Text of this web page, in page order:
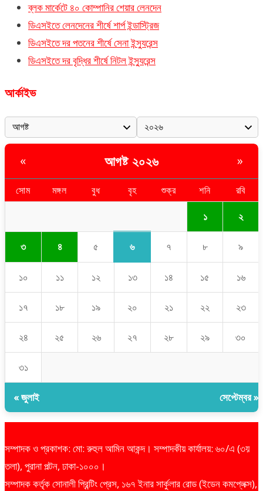
ব্লক মার্কেটে ৪০ কোম্পানির শেয়ার লেনদেন
ডিএসইতে লেনদেনের শীর্ষে শার্প ইন্ডাস্ট্রিজ
ডিএসইতে দর পতনের শীর্ষে সেনা ইন্স্যুরেন্স
ডিএসইতে দর বৃদ্ধির শীর্ষে নিটল ইন্স্যুরেন্স
আর্কাইভ
« আগষ্ট ২০২৬ »
সোম মঙ্গল বুধ বৃহ শুক্র শনি রবি
১ ২
৩ ৪ ৫ ৬ ৭ ৮ ৯
১০ ১১ ১২ ১৩ ১৪ ১৫ ১৬
১৭ ১৮ ১৯ ২০ ২১ ২২ ২৩
২৪ ২৫ ২৬ ২৭ ২৮ ২৯ ৩০
৩১
« জুলাই সেপ্টেম্বর »
সম্পাদক ও প্রকাশক: মো: রুহুল আমিন আকন্দ। সম্পাদকীয় কার্যালয়: ৬০/এ (৩য়
তলা), পুরানা পল্টন, ঢাকা-১০০০।
সম্পাদক কর্তৃক সোনালী প্রিন্টিং প্রেস, ১৬৭ ইনার সার্কুলার রোড (ইডেন কমপ্লেক্স),